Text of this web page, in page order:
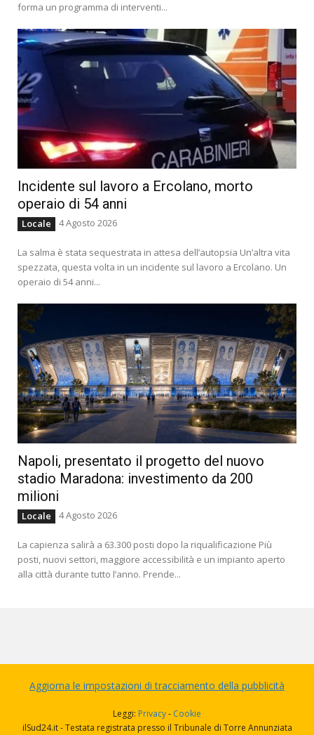
forma un programma di interventi...
Incidente sul lavoro a Ercolano, morto
operaio di 54 anni
Locale 4 Agosto 2026
La salma è stata sequestrata in attesa dell’autopsia Un’altra vita
spezzata, questa volta in un incidente sul lavoro a Ercolano. Un
operaio di 54 anni...
Napoli, presentato il progetto del nuovo
stadio Maradona: investimento da 200
milioni
Locale 4 Agosto 2026
La capienza salirà a 63.300 posti dopo la riqualificazione Più
posti, nuovi settori, maggiore accessibilità e un impianto aperto
alla città durante tutto l’anno. Prende...
Aggiorna le impostazioni di tracciamento della pubblicità
Leggi: Privacy- Cookie
ilSud24.it - Testata registrata presso il Tribunale di Torre Annunziata